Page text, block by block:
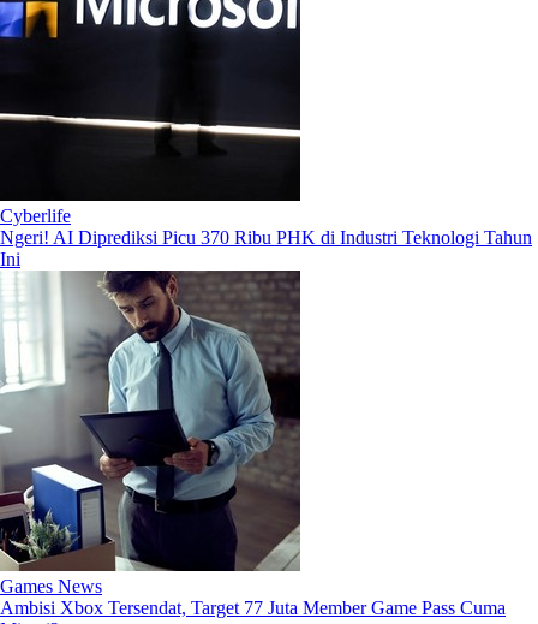
Cyberlife
Ngeri! AI Diprediksi Picu 370 Ribu PHK di Industri Teknologi Tahun
Ini
Games News
Ambisi Xbox Tersendat, Target 77 Juta Member Game Pass Cuma